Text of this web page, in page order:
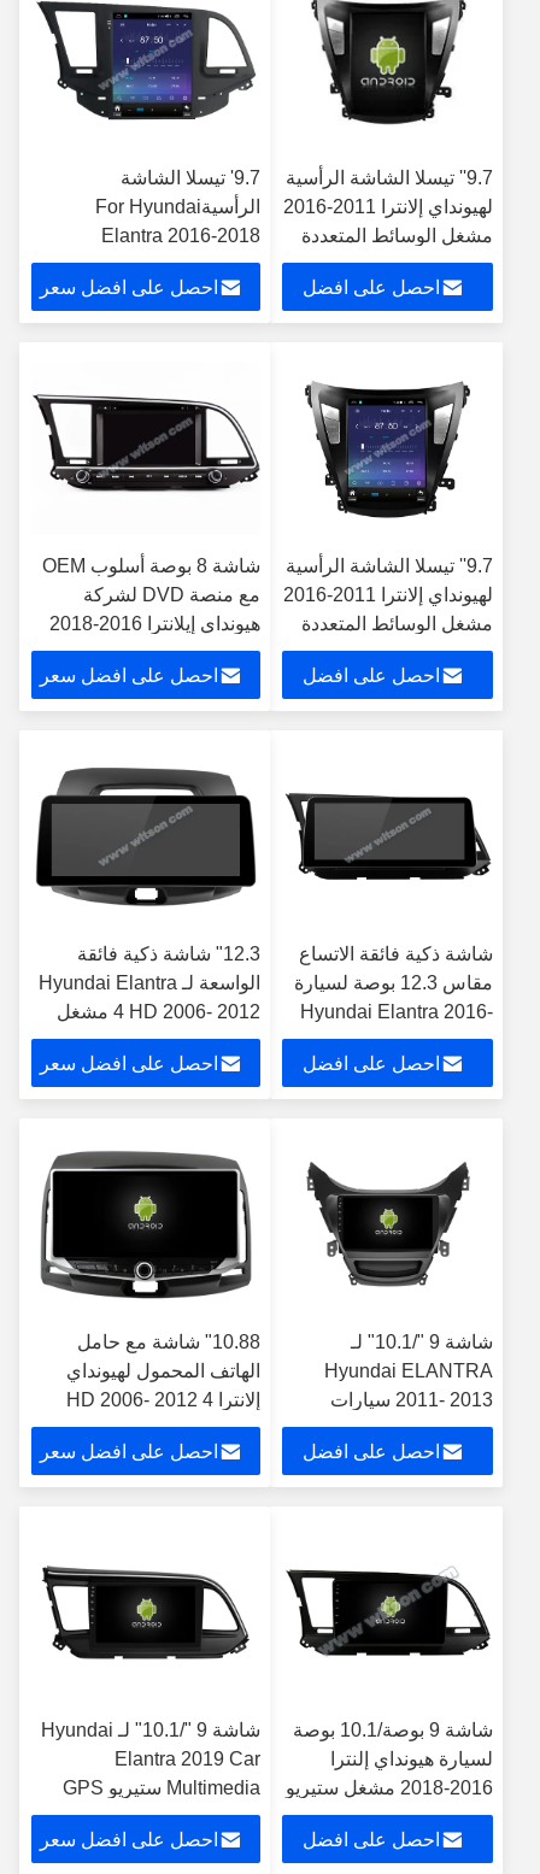
9.7'' تيسلا الشاشة الرأسية
لهيونداي إلانترا 2011-2016
مشغل الوسائط المتعددة
للسيارات الاندرويد
احصل على افضل
9.7' تيسلا الشاشة
الرأسيةFor Hyundai
Elantra 2016-2018
Android Car Multimedia
Playerاحصل على افضل سعر
9.7'' تيسلا الشاشة الرأسية
لهيونداي إلانترا 2011-2016
مشغل الوسائط المتعددة
للسيارات الاندرويد
احصل على افضل
شاشة 8 بوصة أسلوب OEM
مع منصة DVD لشركة
هيونداي إيلانترا 2016-2018
أندرويد ستيريو السيارة
احصل على افضل سعر
شاشة ذكية فائقة الاتساع
مقاس 12.3 بوصة لسيارة
Hyundai Elantra 2016-
2018 مشغل ستريو
للسيارةاحصل على افضل
12.3" شاشة ذكية فائقة
الواسعة لـ Hyundai Elantra
4 HD 2006- 2012 مشغل
ستيريو للسيارات
احصل على افضل سعر
شاشة 9 "/10.1" لـ
Hyundai ELANTRA
2011- 2013 سيارات
متعددة الوسائط ستيريو
احصل على افضل
10.88" شاشة مع حامل
الهاتف المحمول لهيونداي
إلانترا 4 HD 2006- 2012
ستيريو الوسائط المتعددة
احصل على افضل سعر
شاشة 9 بوصة/10.1 بوصة
لسيارة هيونداي إلنترا
2016-2018 مشغل ستيريو
متعدد الوسائط ونظام
تحديد المواقع CarPlayاحصل على افضل
شاشة 9 "/10.1" لـ Hyundai
Elantra 2019 Car
Multimedia ستيريو GPS
CarPlay Player
احصل على افضل سعر